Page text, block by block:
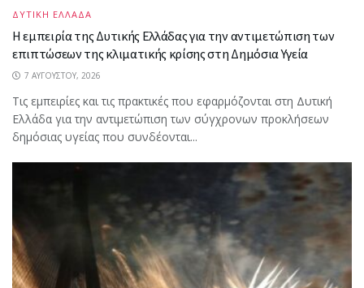
ΔΥΤΙΚΗ ΕΛΛΑΔΑ
Η εμπειρία της Δυτικής Ελλάδας για την αντιμετώπιση των
επιπτώσεων της κλιματικής κρίσης στη Δημόσια Υγεία
7 ΑΥΓΟΎΣΤΟΥ, 2026
Τις εμπειρίες και τις πρακτικές που εφαρμόζονται στη Δυτική
Ελλάδα για την αντιμετώπιση των σύγχρονων προκλήσεων
δημόσιας υγείας που συνδέονται...